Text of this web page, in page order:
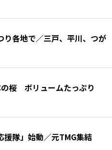
各地で／三戸、平川、つが
桜 ボリュームたっぷり
援隊」始動／元TMG集結